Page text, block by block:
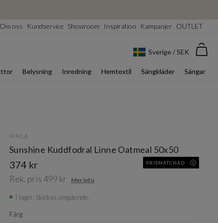
Om oss Kundservice Showroom Inspiration Kampanjer OUTLET
Sverige / SEK
Belysning Inredning Hemtextil Sängkläder Sängar
HIMLA
Sunshine Kuddfodral Linne Oatmeal 50x50
374 kr PRISMATCHAD
Rek. pris 499 kr Mer info
I lager. Skickas omgående.
Färg